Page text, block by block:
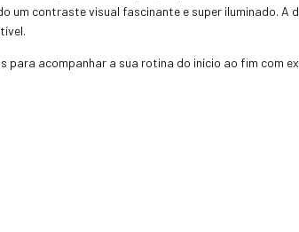
contraste visual fascinante e super iluminado. A
para acompanhar a sua rotina do início ao fim com